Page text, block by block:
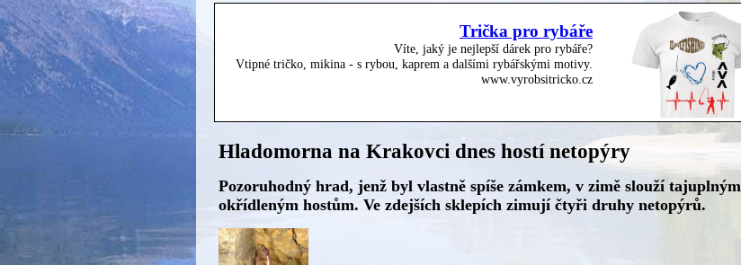
Trička pro rybáře
Víte, jaký je nejlepší dárek pro rybáře?
Vtipné tričko, mikina - s rybou, kaprem a dalšími rybářskými motivy.
www.vyrobsitricko.cz
Hladomorna na Krakovci dnes hostí netopýry
Pozoruhodný hrad, jenž byl vlastně spíše zámkem, v zimě slouží tajuplným
okřídleným hostům. Ve zdejších sklepích zimují čtyři druhy netopýrů.